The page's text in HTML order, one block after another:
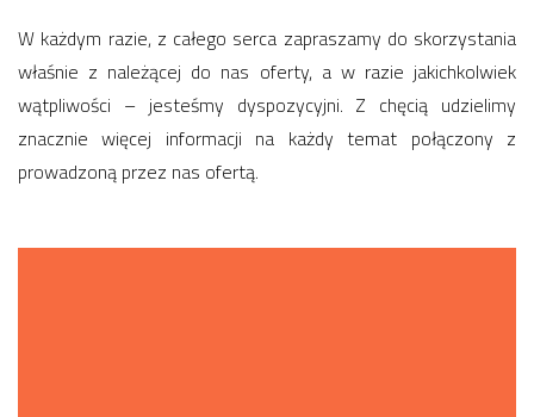
W każdym razie, z całego serca zapraszamy do skorzystania
właśnie z należącej do nas oferty, a w razie jakichkolwiek
wątpliwości – jesteśmy dyspozycyjni. Z chęcią udzielimy
znacznie więcej informacji na każdy temat połączony z
prowadzoną przez nas ofertą.